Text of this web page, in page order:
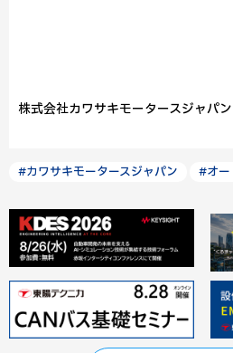
株式会社カワサキモータースジャパ
#カワサキモータースジャパン #オー